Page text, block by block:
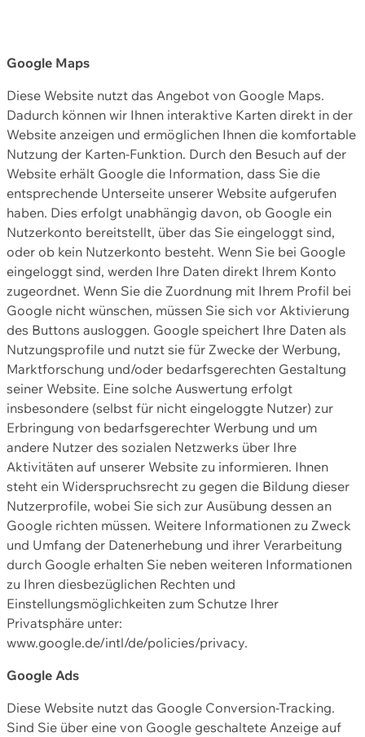
Google Maps
Diese Website nutzt das Angebot von Google Maps.
Dadurch können wir Ihnen interaktive Karten direkt in der
Website anzeigen und ermöglichen Ihnen die komfortable
Nutzung der Karten-Funktion. Durch den Besuch auf der
Website erhält Google die Information, dass Sie die
entsprechende Unterseite unserer Website aufgerufen
haben. Dies erfolgt unabhängig davon, ob Google ein
Nutzerkonto bereitstellt, über das Sie eingeloggt sind,
oder ob kein Nutzerkonto besteht. Wenn Sie bei Google
eingeloggt sind, werden Ihre Daten direkt Ihrem Konto
zugeordnet. Wenn Sie die Zuordnung mit Ihrem Profil bei
Google nicht wünschen, müssen Sie sich vor Aktivierung
des Buttons ausloggen. Google speichert Ihre Daten als
Nutzungsprofile und nutzt sie für Zwecke der Werbung,
Marktforschung und/oder bedarfsgerechten Gestaltung
seiner Website. Eine solche Auswertung erfolgt
insbesondere (selbst für nicht eingeloggte Nutzer) zur
Erbringung von bedarfsgerechter Werbung und um
andere Nutzer des sozialen Netzwerks über Ihre
Aktivitäten auf unserer Website zu informieren. Ihnen
steht ein Widerspruchsrecht zu gegen die Bildung dieser
Nutzerprofile, wobei Sie sich zur Ausübung dessen an
Google richten müssen. Weitere Informationen zu Zweck
und Umfang der Datenerhebung und ihrer Verarbeitung
durch Google erhalten Sie neben weiteren Informationen
zu Ihren diesbezüglichen Rechten und
Einstellungsmöglichkeiten zum Schutze Ihrer
Privatsphäre unter:
www.google.de/intl/de/policies/privacy.
Google Ads
Diese Website nutzt das Google Conversion-Tracking.
Sind Sie über eine von Google geschaltete Anzeige auf